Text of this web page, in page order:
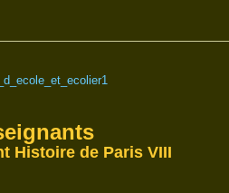
Histoire de Paris VIII